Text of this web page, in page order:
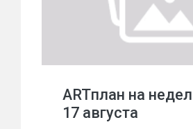
ARTплан на
17 августа